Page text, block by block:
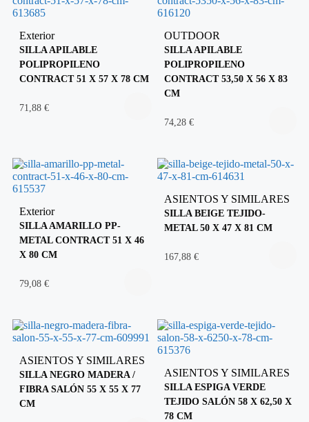
Exterior
SILLA APILABLE
POLIPROPILENO
CONTRACT 51 X 57 X 78 CM
71,88 €
OUTDOOR
SILLA APILABLE
POLIPROPILENO
CONTRACT 53,50 X 56 X 83
CM
74,28 €
Exterior
SILLA AMARILLO PP-
METAL CONTRACT 51 X 46
X 80 CM
79,08 €
ASIENTOS Y SIMILARES
SILLA BEIGE TEJIDO-
METAL 50 X 47 X 81 CM
167,88 €
ASIENTOS Y SIMILARES
SILLA NEGRO MADERA /
FIBRA SALÓN 55 X 55 X 77
CM
ASIENTOS Y SIMILARES
SILLA ESPIGA VERDE
TEJIDO SALÓN 58 X 62,50 X
78 CM